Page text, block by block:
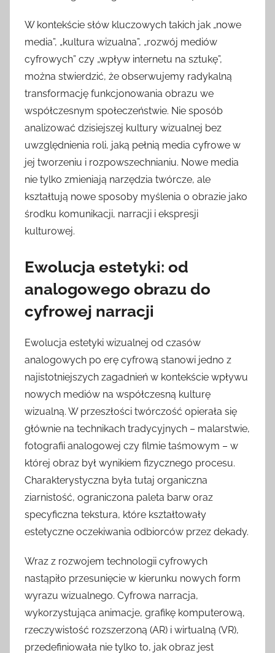
W kontekście słów kluczowych takich jak „nowe
media”, „kultura wizualna”, „rozwój mediów
cyfrowych” czy „wpływ internetu na sztukę”,
można stwierdzić, że obserwujemy radykalną
transformację funkcjonowania obrazu we
współczesnym społeczeństwie. Nie sposób
analizować dzisiejszej kultury wizualnej bez
uwzględnienia roli, jaką pełnią media cyfrowe w
jej tworzeniu i rozpowszechnianiu. Nowe media
nie tylko zmieniają narzędzia twórcze, ale
kształtują nowe sposoby myślenia o obrazie jako
środku komunikacji, narracji i ekspresji
kulturowej.
Ewolucja estetyki: od
analogowego obrazu do
cyfrowej narracji
Ewolucja estetyki wizualnej od czasów
analogowych po erę cyfrową stanowi jedno z
najistotniejszych zagadnień w kontekście wpływu
nowych mediów na współczesną kulturę
wizualną. W przeszłości twórczość opierała się
głównie na technikach tradycyjnych – malarstwie,
fotografii analogowej czy filmie taśmowym – w
której obraz był wynikiem fizycznego procesu.
Charakterystyczna była tutaj organiczna
ziarnistość, ograniczona paleta barw oraz
specyficzna tekstura, które kształtowały
estetyczne oczekiwania odbiorców przez dekady.
Wraz z rozwojem technologii cyfrowych
nastąpiło przesunięcie w kierunku nowych form
wyrazu wizualnego. Cyfrowa narracja,
wykorzystująca animacje, grafikę komputerową,
rzeczywistość rozszerzoną (AR) i wirtualną (VR),
przedefiniowała nie tylko to, jak obraz jest